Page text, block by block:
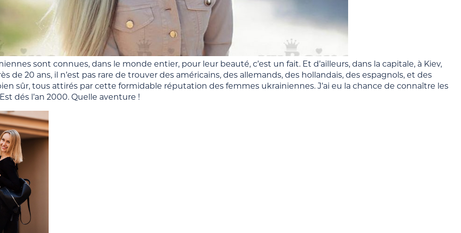
sont connues, dans le monde entier, pour leur beauté, c’est un fait. Et d’ailleurs, dans la capitale, à Kiev,
de 20 ans, il n’est pas rare de trouver des américains, des allemands, des hollandais, des espagnols, et des
sûr, tous attirés par cette formidable réputation des femmes ukrainiennes. J’ai eu la chance de connaître les
dés l’an 2000. Quelle aventure !